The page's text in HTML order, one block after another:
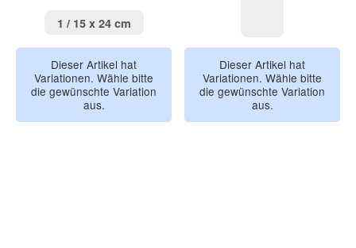
1 / 15 x 24 cm1 / 15 x 24 cm
Dieser Artikel hat
Variationen. Wähle bitte
die gewünschte Variation
aus.
Dieser Artikel hat
Variationen. Wähle bitte
die gewünschte Variation
aus.